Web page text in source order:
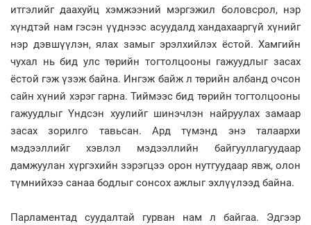
итгэлийг даахуйц хэмжээний мэргэжил боловсрол, нэр
хүндтэй нам гэсэн үүднээс асуудалд хандахааргүй хүнийг
нэр дэвшүүлэн, ялах замыг эрэлхийлэх ёстой. Хамгийн
чухал нь бид улс төрийн тогтолцооны гажуудлыг засах
ёстой гэж үзэж байна. Ингэж байж л төрийн албанд очсон
сайн хүний хэрэг гарна. Тиймээс бид төрийн тогтолцооны
гажуудлыг Үндсэн хуулийг шинэчлэн найруулах замаар
засах зорилго тавьсан. Ард түмэнд энэ талаархи
мэдээллийг хэвлэл мэдээллийн байгууллагуудаар
дамжуулан хүргэхийн зэрэгцээ орон нутгуудаар явж, олон
түмнийхээ санаа бодлыг сонсох ажлыг эхлүүлээд байна.
Парламентад суудалтай гурван нам л байгаа. Эдгээр